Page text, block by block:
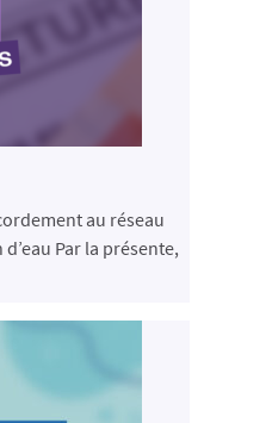
au réseau
Par la présente,